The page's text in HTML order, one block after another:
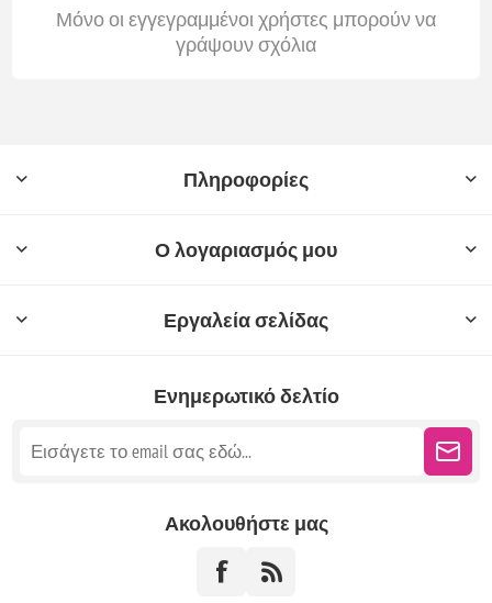
Μόνο οι εγγεγραμμένοι χρήστες μπορούν να
γράψουν σχόλια
Πληροφορίες
Ο λογαριασμός μου
Εργαλεία σελίδας
Ενημερωτικό δελτίο
Ακολουθήστε μας